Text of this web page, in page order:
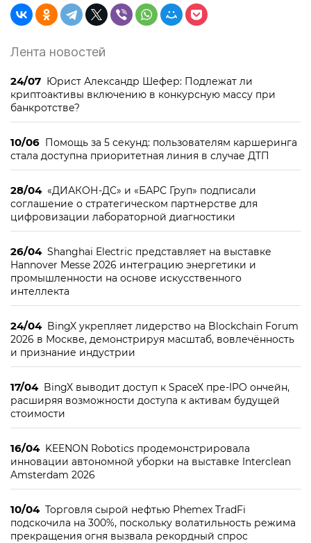
Лента новостей
24/07 Юрист Александр Шефер: Подлежат ли
криптоактивы включению в конкурсную массу при
банкротстве?
10/06 Помощь за 5 секунд: пользователям каршеринга
стала доступна приоритетная линия в случае ДТП
28/04 «ДИАКОН-ДС» и «БАРС Груп» подписали
соглашение о стратегическом партнерстве для
цифровизации лабораторной диагностики
26/04 Shanghai Electric представляет на выставке
Hannover Messe 2026 интеграцию энергетики и
промышленности на основе искусственного
интеллекта
24/04 BingX укрепляет лидерство на Blockchain Forum
2026 в Москве, демонстрируя масштаб, вовлечённость
и признание индустрии
17/04 BingX выводит доступ к SpaceX пре-IPO ончейн,
расширяя возможности доступа к активам будущей
стоимости
16/04 KEENON Robotics продемонстрировала
инновации автономной уборки на выставке Interclean
Amsterdam 2026
10/04 Торговля сырой нефтью Phemex TradFi
подскочила на 300%, поскольку волатильность режима
прекращения огня вызвала рекордный спрос